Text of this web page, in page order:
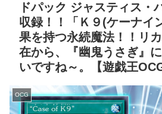
ドパック ジャスティス・
収録！！「Ｋ９(ケーナイ
果を持つ永続魔法！！リ
在から、『幽鬼うさぎ』
いですね～。【遊戯王OCG
OCG